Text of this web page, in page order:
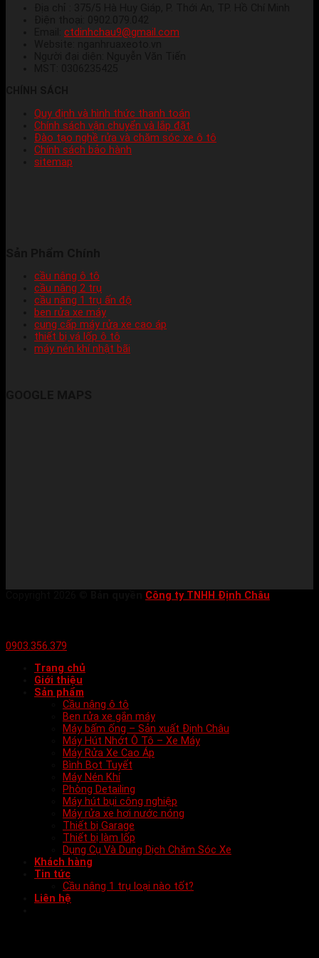
ctdinhchau9@gmail.com
Quy định và hình thức thanh toán
Chính sách vận chuyển và lắp đặt
Đào tạo nghề rửa và chăm sóc xe ô tô
Chính sách bảo hành
sitemap
cầu nâng ô tô
cầu nâng 2 trụ
cầu nâng 1 trụ ấn độ
ben rửa xe máy
cung cấp máy rửa xe cao áp
thiết bị vá lốp ô tô
máy nén khí nhật bãi
Công ty TNHH Định Châu
0903.356.379
Trang chủ
Giới thiệu
Sản phẩm
Cầu nâng ô tô
Ben rửa xe gắn máy
Máy bấm ống – Sản xuất Định Châu
Máy Hút Nhớt Ô Tô – Xe Máy
Máy Rửa Xe Cao Áp
Bình Bọt Tuyết
Máy Nén Khí
Phòng Detailing
Máy hút bụi công nghiệp
Máy rửa xe hơi nước nóng
Thiết bị Garage
Thiết bị làm lốp
Dụng Cụ Và Dung Dịch Chăm Sóc Xe
Khách hàng
Tin tức
Cầu nâng 1 trụ loại nào tốt?
Liên hệ